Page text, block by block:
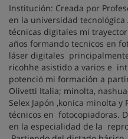
Institución: Creada por
en la universidad
técnicas digitales mi
años formando tecnicos en
láser digitales
ricohhe asistido a varios e
potenció mi formación a
Olivetti Italia; minolta,
Selex Japón ,konica minolta
técnicos en fotocopiadoras.
en la especialidad de la